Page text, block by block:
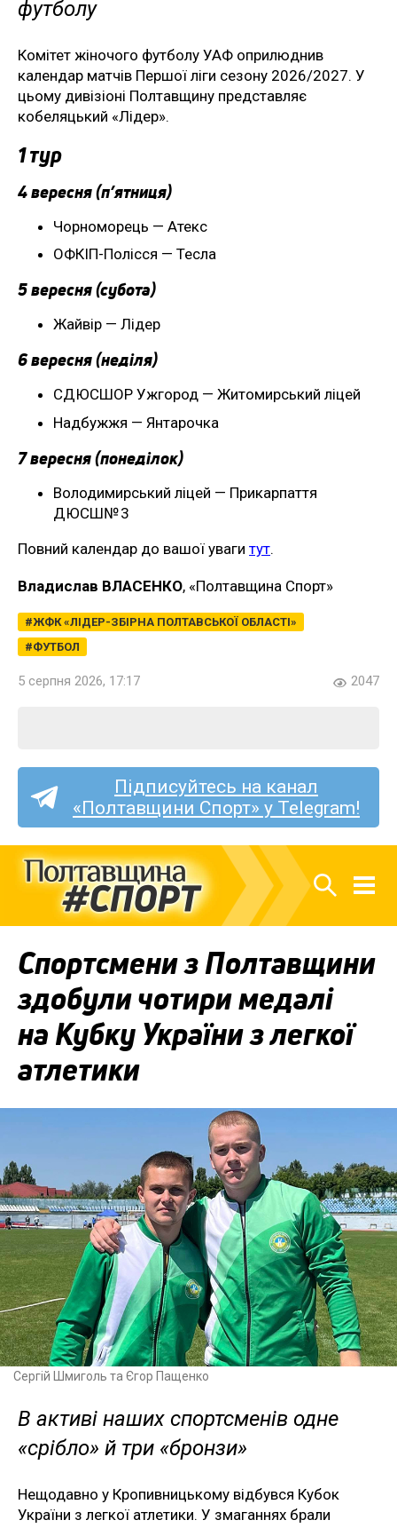
футболу
Комітет жіночого футболу УАФ оприлюднив
календар матчів Першої ліги сезону 2026/2027. У
цьому дивізіоні Полтавщину представляє
кобеляцький «Лідер».
1 тур
4 вересня (п’ятниця)
Чорноморець — Атекс
ОФКІП-Полісся — Тесла
5 вересня (субота)
Жайвір — Лідер
6 вересня (неділя)
СДЮСШОР Ужгород — Житомирський ліцей
Надбужжя — Янтарочка
7 вересня (понеділок)
Володимирський ліцей — Прикарпаття
ДЮСШ№ 3
Повний календар до вашої уваги тут.
Владислав ВЛАСЕНКО, «Полтавщина Спорт»
ЖФК «ЛІДЕР-ЗБІРНА ПОЛТАВСЬКОЇ ОБЛАСТІ»
ФУТБОЛ
5 серпня 2026, 17:17 2047
Підписуйтесь на канал
«Полтавщини Спорт» у Telegram!
Спортсмени з Полтавщини
здобули чотири медалі
на Кубку України з легкої
атлетики
Сергій Шмиголь та Єгор Пащенко
В активі наших спортсменів одне
«срібло» й три «бронзи»
Нещодавно у Кропивницькому відбувся Кубок
України з легкої атлетики. У змаганнях брали